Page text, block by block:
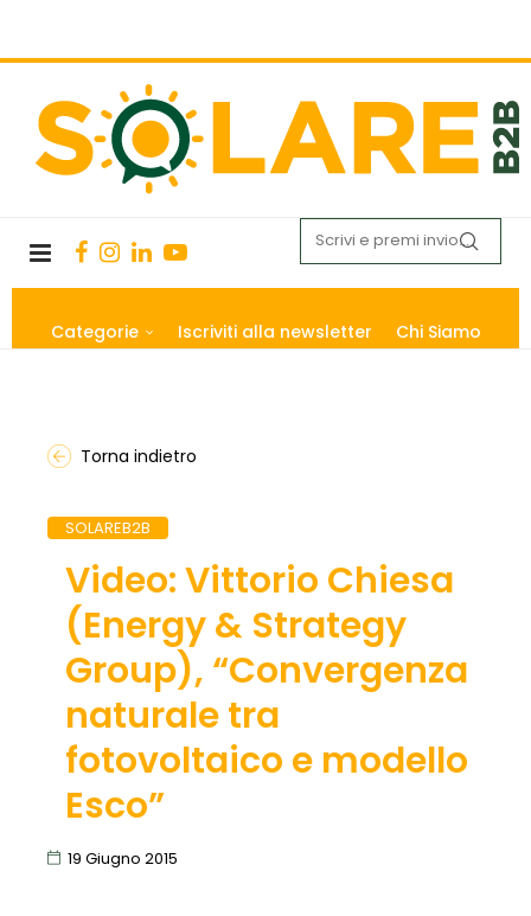
Categorie Iscriviti alla newsletter Chi Siamo
Torna indietro
SOLAREB2B
Video: Vittorio Chiesa
(Energy & Strategy
Group), “Convergenza
naturale tra
fotovoltaico e modello
Esco”
19 Giugno 2015